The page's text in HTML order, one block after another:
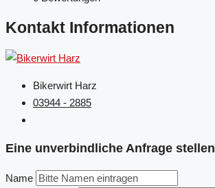
Kontakt Informationen
Bikerwirt Harz
03944 - 2885
Eine unverbindliche Anfrage stellen
Name